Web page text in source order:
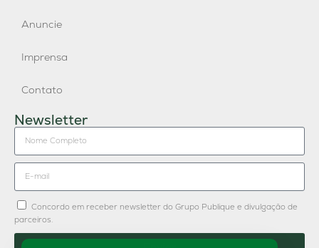
Anuncie
Imprensa
Contato
Newsletter
Concordo em receber newsletter do Grupo Publique e divulgação de
parceiros.